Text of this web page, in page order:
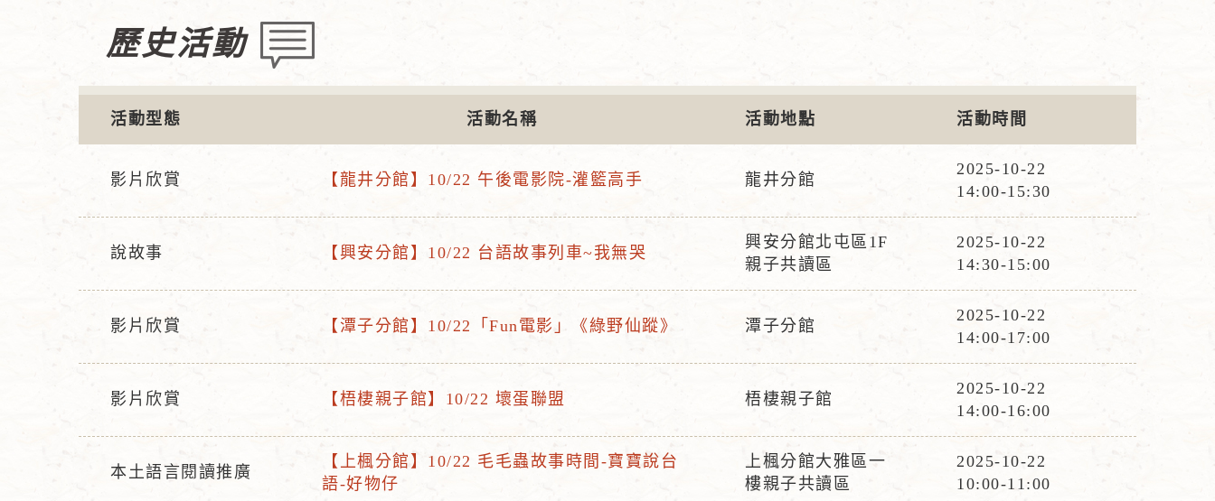
歷史活動
活動型態 活動名稱 活動地點 活動時間
動
型
影片欣賞
動
名
【龍井分館】10/22 午後電影院-灌籃高手
動
地
點
龍井分館
活
時
間
2025-10-22
14:00-15:30
動
型
說故事
動
名
【興安分館】10/22 台語故事列車~我無哭
活
點
興安分館北屯區1F
親子共讀區
活
時
間
2025-10-22
14:30-15:00
動
型
影片欣賞
動
名
【潭子分館】10/22「Fun電影」《綠野仙蹤》
動
地
潭子分館
活
時
間
2025-10-22
14:00-17:00
動
型
影片欣賞
動
名
稱
【梧棲親子館】10/22 壞蛋聯盟
動
地
點
梧棲親子館
活
時
間
2025-10-22
14:00-16:00
本土語言閱讀推廣
活
【上楓分館】10/22 毛毛蟲故事時間-寶寶說台
語-好物仔
活
上楓分館大雅區一
樓親子共讀區
活
2025-10-22
10:00-11:00